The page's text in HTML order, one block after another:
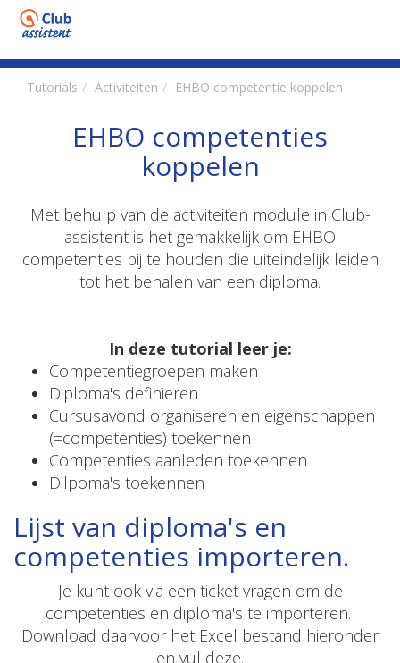
Tutorials Activiteiten EHBO competentie koppelen
EHBO competenties
koppelen
Met behulp van de activiteiten module in Club-
assistent is het gemakkelijk om EHBO
competenties bij te houden die uiteindelijk leiden
tot het behalen van een diploma.
In deze tutorial leer je:
Competentiegroepen maken
Diploma's definieren
Cursusavond organiseren en eigenschappen
(=competenties) toekennen
Competenties aanleden toekennen
Dilpoma's toekennen
Lijst van diploma's en
competenties importeren.
Je kunt ook via een ticket vragen om de
competenties en diploma's te importeren.
Download daarvoor het Excel bestand hieronder
en vul deze.